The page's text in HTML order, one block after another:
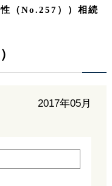
性（No.257））相続
2017年05月